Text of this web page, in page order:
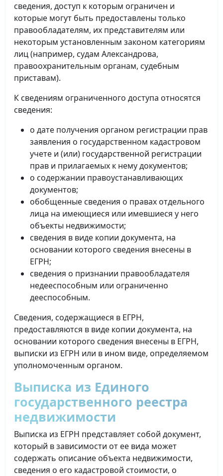
сведения, доступ к которым ограничен и
которые могут быть предоставлены только
правообладателям, их представителям или
некоторым установленным законом категориям
лиц (например, судам Александрова,
правоохранительным органам, судебным
приставам).
К сведениям ограниченного доступа относятся
сведения:
о дате получения органом регистрации прав
заявления о государственном кадастровом
учете и (или) государственной регистрации
прав и прилагаемых к нему документов;
о содержании правоустанавливающих
документов;
обобщенные сведения о правах отдельного
лица на имеющиеся или имевшиеся у него
объекты недвижимости;
сведения в виде копии документа, на
основании которого сведения внесены в
ЕГРН;
сведения о признании правообладателя
недееспособным или ограниченно
дееспособным.
Сведения, содержащиеся в ЕГРН,
предоставляются в виде копии документа, на
основании которого сведения внесены в ЕГРН,
выписки из ЕГРН или в ином виде, определяемом
уполномоченным органом.
Выписка из Единого
государственного реестра
недвижимости
Выписка из ЕГРН представляет собой документ,
который в зависимости от ее вида может
содержать описание объекта недвижимости,
сведения о его кадастровой стоимости, о